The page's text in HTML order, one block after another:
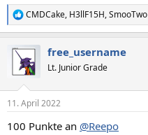
R
e
k
i
e
:
CMDCake, H3llF15H,SmooTwo
free_username
Lt. Junior Grade
11. April 2022
100 Punkte an @Reepo